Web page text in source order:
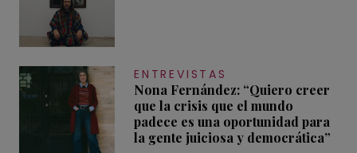
ENTREVISTAS
Nona Fernández: “Quiero creer
que la crisis que el mundo
padece es una oportunidad para
la gente juiciosa y democrática”